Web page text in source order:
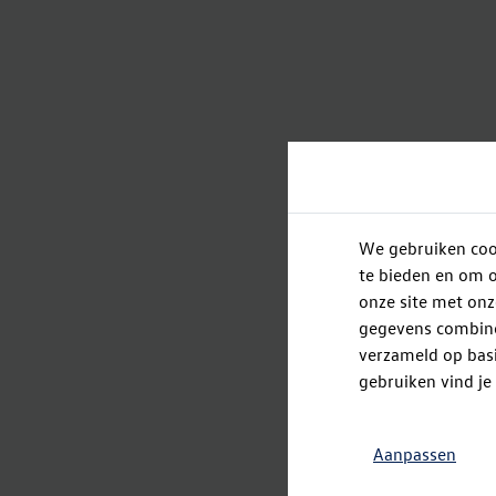
We gebruiken
te bieden en om
onze site met
gegevens
verzameld op
gebruiken vind je
Aanpassen